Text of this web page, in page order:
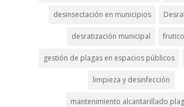
desinsectación en municipios
desratización municipal
gestión de plagas en espacios públicos
limpieza y desinfección
mantenimiento alcantarillado